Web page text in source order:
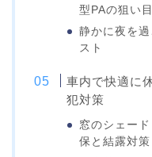
型PAの狙い目
静かに夜を
スト
車内で快適に
犯対策
窓のシェー
保と結露対策